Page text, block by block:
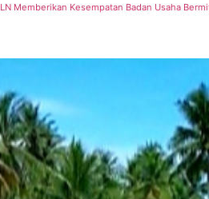
Memberikan Kesempatan Badan Usaha